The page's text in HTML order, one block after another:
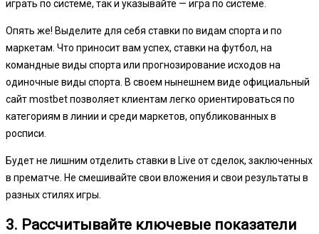
играть по системе, так и указывайте — игра по системе.
Опять же! Выделите для себя ставки по видам спорта и по
маркетам. Что приносит вам успех, ставки на футбол, на
командные виды спорта или прогнозирование исходов на
одиночные виды спорта. В своем нынешнем виде официальный
сайт mostbet позволяет клиентам легко ориентироваться по
категориям в линии и среди маркетов, опубликованных в
росписи.
Будет не лишним отделить ставки в Live от сделок, заключенных
в прематче. Не смешивайте свои вложения и свои результаты в
разных стилях игры.
3. Рассчитывайте ключевые показатели